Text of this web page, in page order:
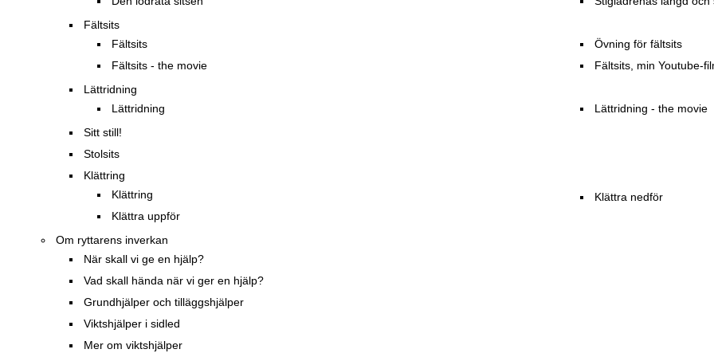
Fältsits
Fältsits
Fältsits - the movie
Övning för fältsits
Fältsits, min Youtube-
Lättridning
Lättridning
Lättridning - the movie
Sitt still!
Stolsits
Klättring
Klättring
Klättra uppför
Klättra nedför
Om ryttarens inverkan
När skall vi ge en hjälp?
Vad skall hända när vi ger en hjälp?
Grundhjälper och tilläggshjälper
Viktshjälper i sidled
Mer om viktshjälper